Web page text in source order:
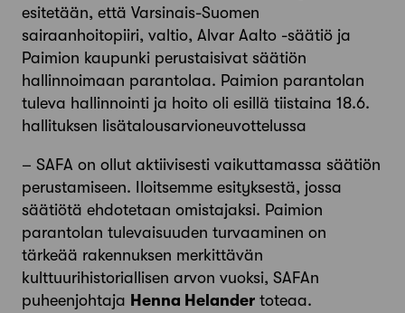
esitetään, että Varsinais-Suomen
sairaanhoitopiiri, valtio, Alvar Aalto -säätiö ja
Paimion kaupunki perustaisivat säätiön
hallinnoimaan parantolaa. Paimion parantolan
tuleva hallinnointi ja hoito oli esillä tiistaina 18.6.
hallituksen lisätalousarvioneuvottelussa
– SAFA on ollut aktiivisesti vaikuttamassa säätiön
perustamiseen. Iloitsemme esityksestä, jossa
säätiötä ehdotetaan omistajaksi. Paimion
parantolan tulevaisuuden turvaaminen on
tärkeää rakennuksen merkittävän
kulttuurihistoriallisen arvon vuoksi, SAFAn
puheenjohtaja Henna Helander toteaa.